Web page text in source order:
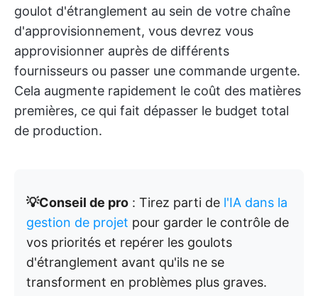
goulot d'étranglement au sein de votre chaîne
d'approvisionnement, vous devrez vous
approvisionner auprès de différents
fournisseurs ou passer une commande urgente.
Cela augmente rapidement le coût des matières
premières, ce qui fait dépasser le budget total
de production.
💡Conseil de pro : Tirez parti de l'IA dans la
gestion de projet pour garder le contrôle de
vos priorités et repérer les goulots
d'étranglement avant qu'ils ne se
transforment en problèmes plus graves.